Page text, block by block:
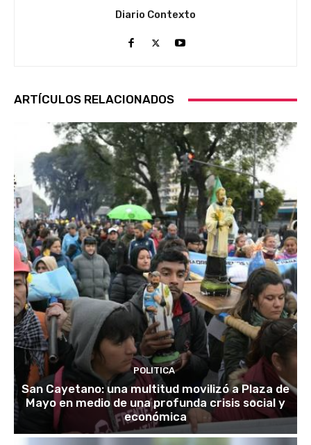
Diario Contexto
ARTÍCULOS RELACIONADOS
POLITICA
San Cayetano: una multitud movilizó a Plaza de
Mayo en medio de una profunda crisis social y
económica